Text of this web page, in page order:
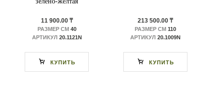
11 900.00 ₸
РАЗМЕР СМ40
АРТИКУЛ 20.1121N
КУПИТЬ
213 500.00 ₸
РАЗМЕР СМ 110
АРТИКУЛ 20.1009N
КУПИТЬ